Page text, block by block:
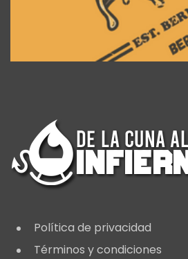
Política de privacidad
Términos y condiciones